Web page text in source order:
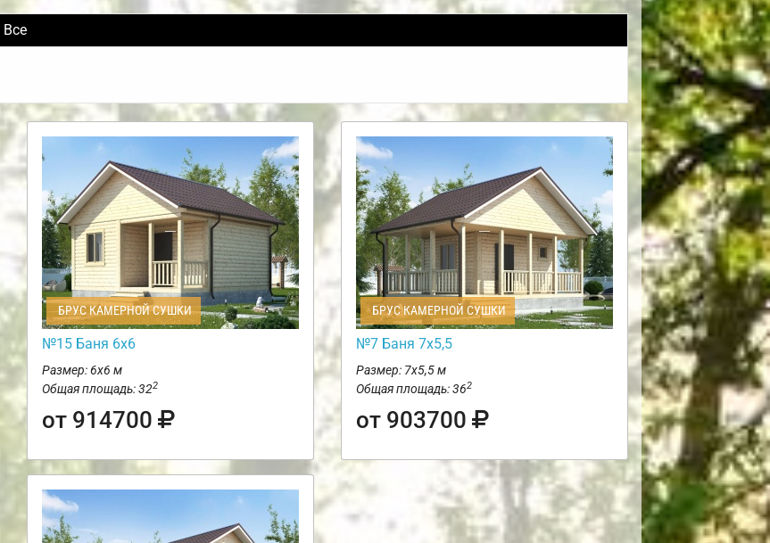
Все
БРУС КАМЕРНОЙ СУШКИ
№15 Баня 6х6
Размер: 6х6 м
Общая площадь: 322
от 914700
БРУС КАМЕРНОЙ СУШКИ
№7 Баня 7х5,5
Размер: 7х5,5 м
Общая площадь: 362
от 903700